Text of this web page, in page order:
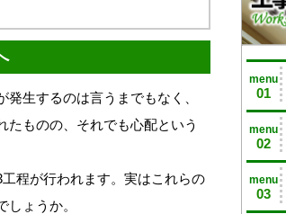
生するのは言うまでもなく、
ものの、それでも心配という
程が行われます。実はこれらの
ょうか。
menu
01
menu
02
menu
03